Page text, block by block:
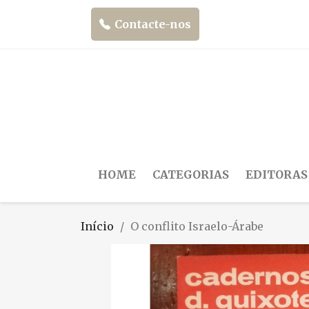
Contacte-nos
HOME CATEGORIAS EDITORAS
Início O conflito Israelo-Árabe